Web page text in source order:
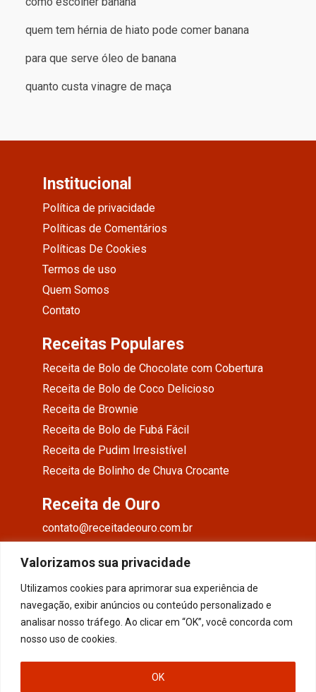
Valorizamos sua privacidade
Utilizamos cookies para aprimorar sua experiência de
navegação, exibir anúncios ou conteúdo personalizado e
analisar nosso tráfego. Ao clicar em “OK”, você concorda com
nosso uso de cookies.
OK
quem tem hérnia de hiato pode comer banana
para que serve óleo de banana
quanto custa vinagre de maça
Institucional
Política de privacidade
Políticas de Comentários
Políticas De Cookies
Termos de uso
Quem Somos
Contato
Receitas Populares
Receita de Bolo de Chocolate com Cobertura
Receita de Bolo de Coco Delicioso
Receita de Brownie
Receita de Bolo de Fubá Fácil
Receita de Pudim Irresistível
Receita de Bolinho de Chuva Crocante
Receita de Ouro
contato@receitadeouro.com.br
Facebook
Instagram
Pinterest
Todos os Direitos Reservados ao site - receitadeouro.com.br © 2026 Por